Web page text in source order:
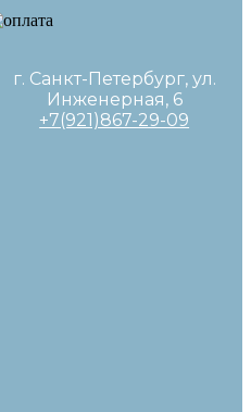
г. Санкт-Петербург, ул.
Инженерная, 6
+7(921)867-29-09